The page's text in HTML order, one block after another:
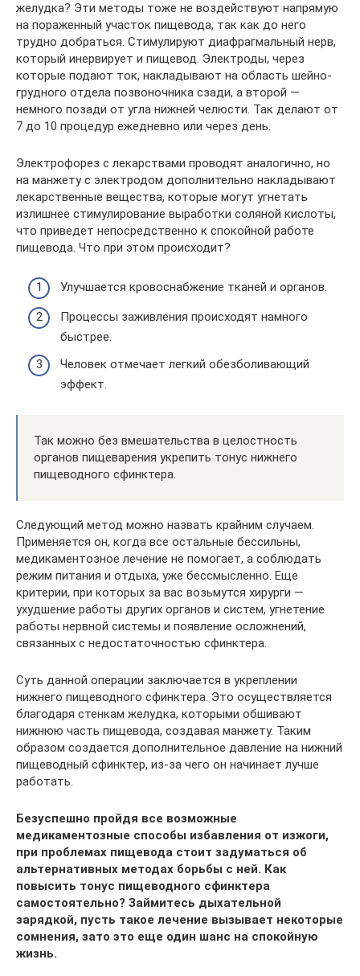
желудка? Эти методы тоже не воздействуют напрямую
на пораженный участок пищевода, так как до него
трудно добраться. Стимулируют диафрагмальный нерв,
который инервирует и пищевод. Электроды, через
которые подают ток, накладывают на область шейно-
грудного отдела позвоночника сзади, а второй —
немного позади от угла нижней челюсти. Так делают от
7 до 10 процедур ежедневно или через день.
Электрофорез с лекарствами проводят аналогично, но
на манжету с электродом дополнительно накладывают
лекарственные вещества, которые могут угнетать
излишнее стимулирование выработки соляной кислоты,
что приведет непосредственно к спокойной работе
пищевода. Что при этом происходит?
Улучшается кровоснабжение тканей и органов.
Процессы заживления происходят намного
быстрее.
Человек отмечает легкий обезболивающий
эффект.
Так можно без вмешательства в целостность
органов пищеварения укрепить тонус нижнего
пищеводного сфинктера.
Следующий метод можно назвать крайним случаем.
Применяется он, когда все остальные бессильны,
медикаментозное лечение не помогает, а соблюдать
режим питания и отдыха, уже бессмысленно. Еще
критерии, при которых за вас возьмутся хирурги —
ухудшение работы других органов и систем, угнетение
работы нервной системы и появление осложнений,
связанных с недостаточностью сфинктера.
Суть данной операции заключается в укреплении
нижнего пищеводного сфинктера. Это осуществляется
благодаря стенкам желудка, которыми обшивают
нижнюю часть пищевода, создавая манжету. Таким
образом создается дополнительное давление на нижний
пищеводный сфинктер, из-за чего он начинает лучше
работать.
Безуспешно пройдя все возможные
медикаментозные способы избавления от изжоги,
при проблемах пищевода стоит задуматься об
альтернативных методах борьбы с ней. Как
повысить тонус пищеводного сфинктера
самостоятельно? Займитесь дыхательной
зарядкой, пусть такое лечение вызывает некоторые
сомнения, зато это еще один шанс на спокойную
жизнь.